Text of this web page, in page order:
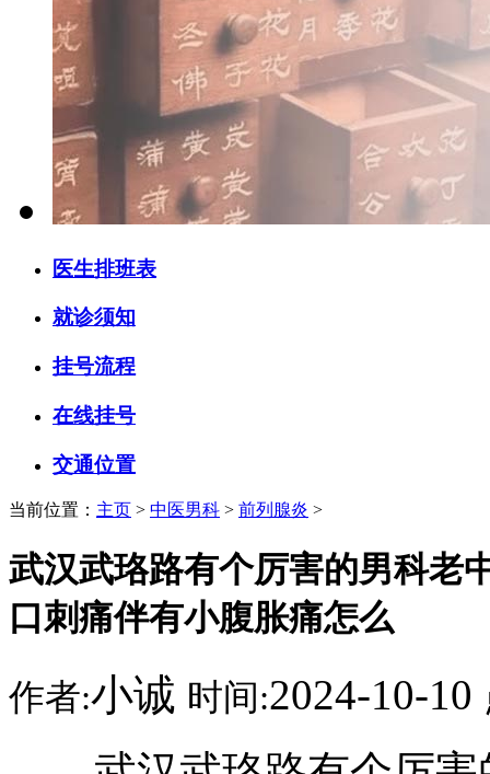
医生排班表
就诊须知
挂号流程
在线挂号
交通位置
当前位置： 主页 > 中医男科 > 前列腺炎 >
武汉武珞路有个厉害的男科老
口刺痛伴有小腹胀痛怎么
作者:小诚 时间:2024-10-10